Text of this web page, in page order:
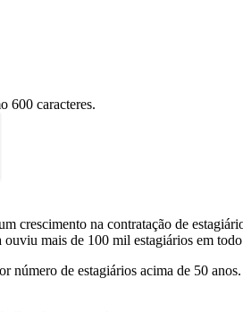
600 caracteres.
crescimento na contratação de
mais de 100 mil estagiários em
número de estagiários acima de 50